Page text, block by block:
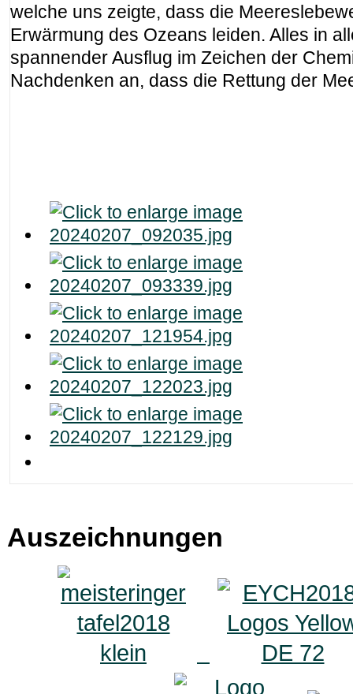
welche uns zeigte, dass die
Erwärmung des Ozeans leiden. Alles in
spannender Ausflug im Zeichen der
Nachdenken an, dass die Rettung der
Auszeichnungen